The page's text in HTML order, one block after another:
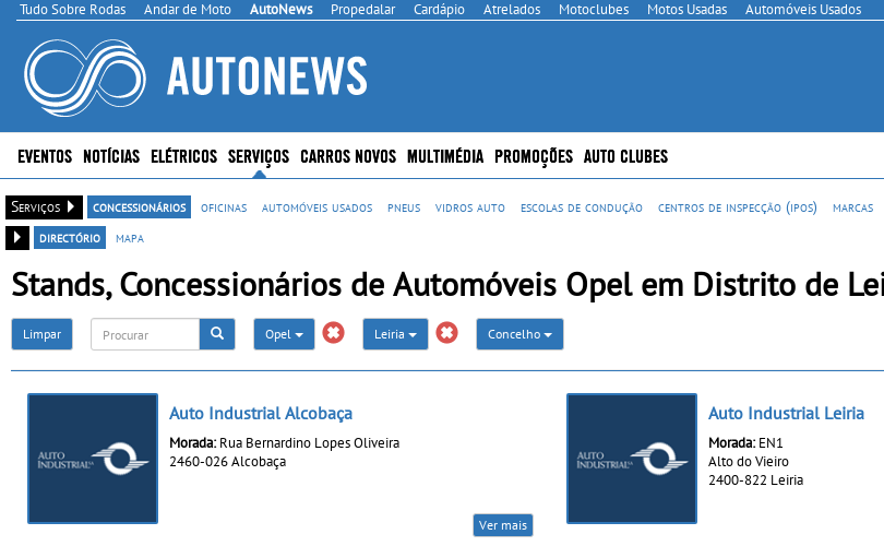
Tudo Sobre Rodas Andar de Moto AutoNews Propedalar Cardápio Atrelados Motoclubes Motos Usadas Automóveis Usados
EVENTOS NOTÍCIAS ELÉTRICOS SERVIÇOS CARROS NOVOS MULTIMÉDIA PROMOÇÕES AUTO CLUBES
Serviços concessionários oficinas automóveis usados pneus vidros auto escolas de condução centros de inspecção (ipos) marcas
directório
mapa
Stands, Concessionários de Automóveis Opel em Distrito de
Limpar Opel Leiria Concelho
Auto Industrial Alcobaça
Morada: Rua Bernardino Lopes Oliveira
2460-026 Alcobaça
Ver mais
Auto Industrial Leiria
Morada: EN1
Alto do Vieiro
2400-822 Leiria